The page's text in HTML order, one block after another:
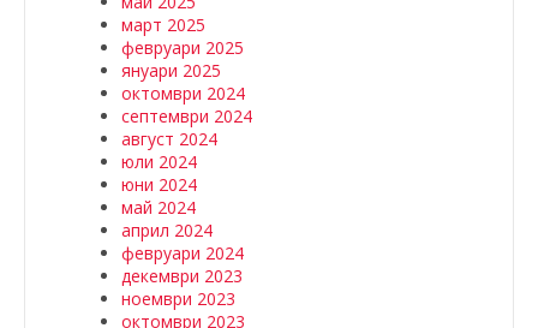
март 2025
февруари 2025
януари 2025
октомври 2024
септември 2024
август 2024
юли 2024
юни 2024
май 2024
април 2024
февруари 2024
декември 2023
ноември 2023
октомври 2023